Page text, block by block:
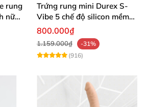
rung
nữ
Trứng rung mini Durex S-
Vibe 5 chế độ silicon mềm
mịn cao cấp
800.000₫
1.159.000₫
-31%
(916)